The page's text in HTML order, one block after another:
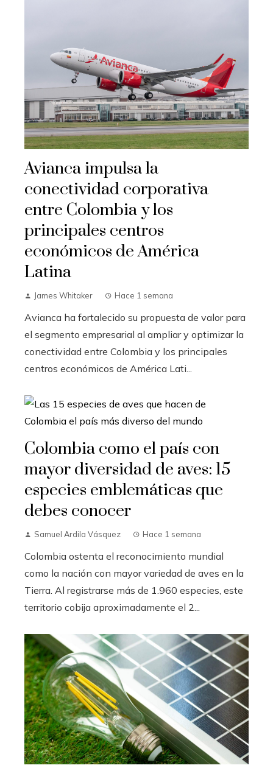
Avianca impulsa la
conectividad corporativa
entre Colombia y los
principales centros
económicos de América
Latina
James Whitaker Hace 1 semana
Avianca ha fortalecido su propuesta de valor para
el segmento empresarial al ampliar y optimizar la
conectividad entre Colombia y los principales
centros económicos de América Lati...
Colombia como el país con
mayor diversidad de aves: 15
especies emblemáticas que
debes conocer
Samuel Ardila Vásquez Hace 1 semana
Colombia ostenta el reconocimiento mundial
como la nación con mayor variedad de aves en la
Tierra. Al registrarse más de 1.960 especies, este
territorio cobija aproximadamente el 2...